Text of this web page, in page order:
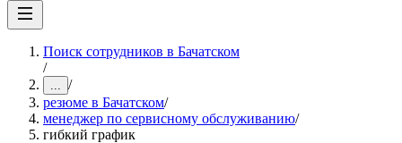
Поиск сотрудников в Бачатском
/
... /
резюме в Бачатском/
менеджер по сервисному обслуживанию/
гибкий график